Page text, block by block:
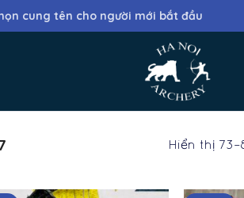
cung tên cho người mới bắt đầu
Hiển thị